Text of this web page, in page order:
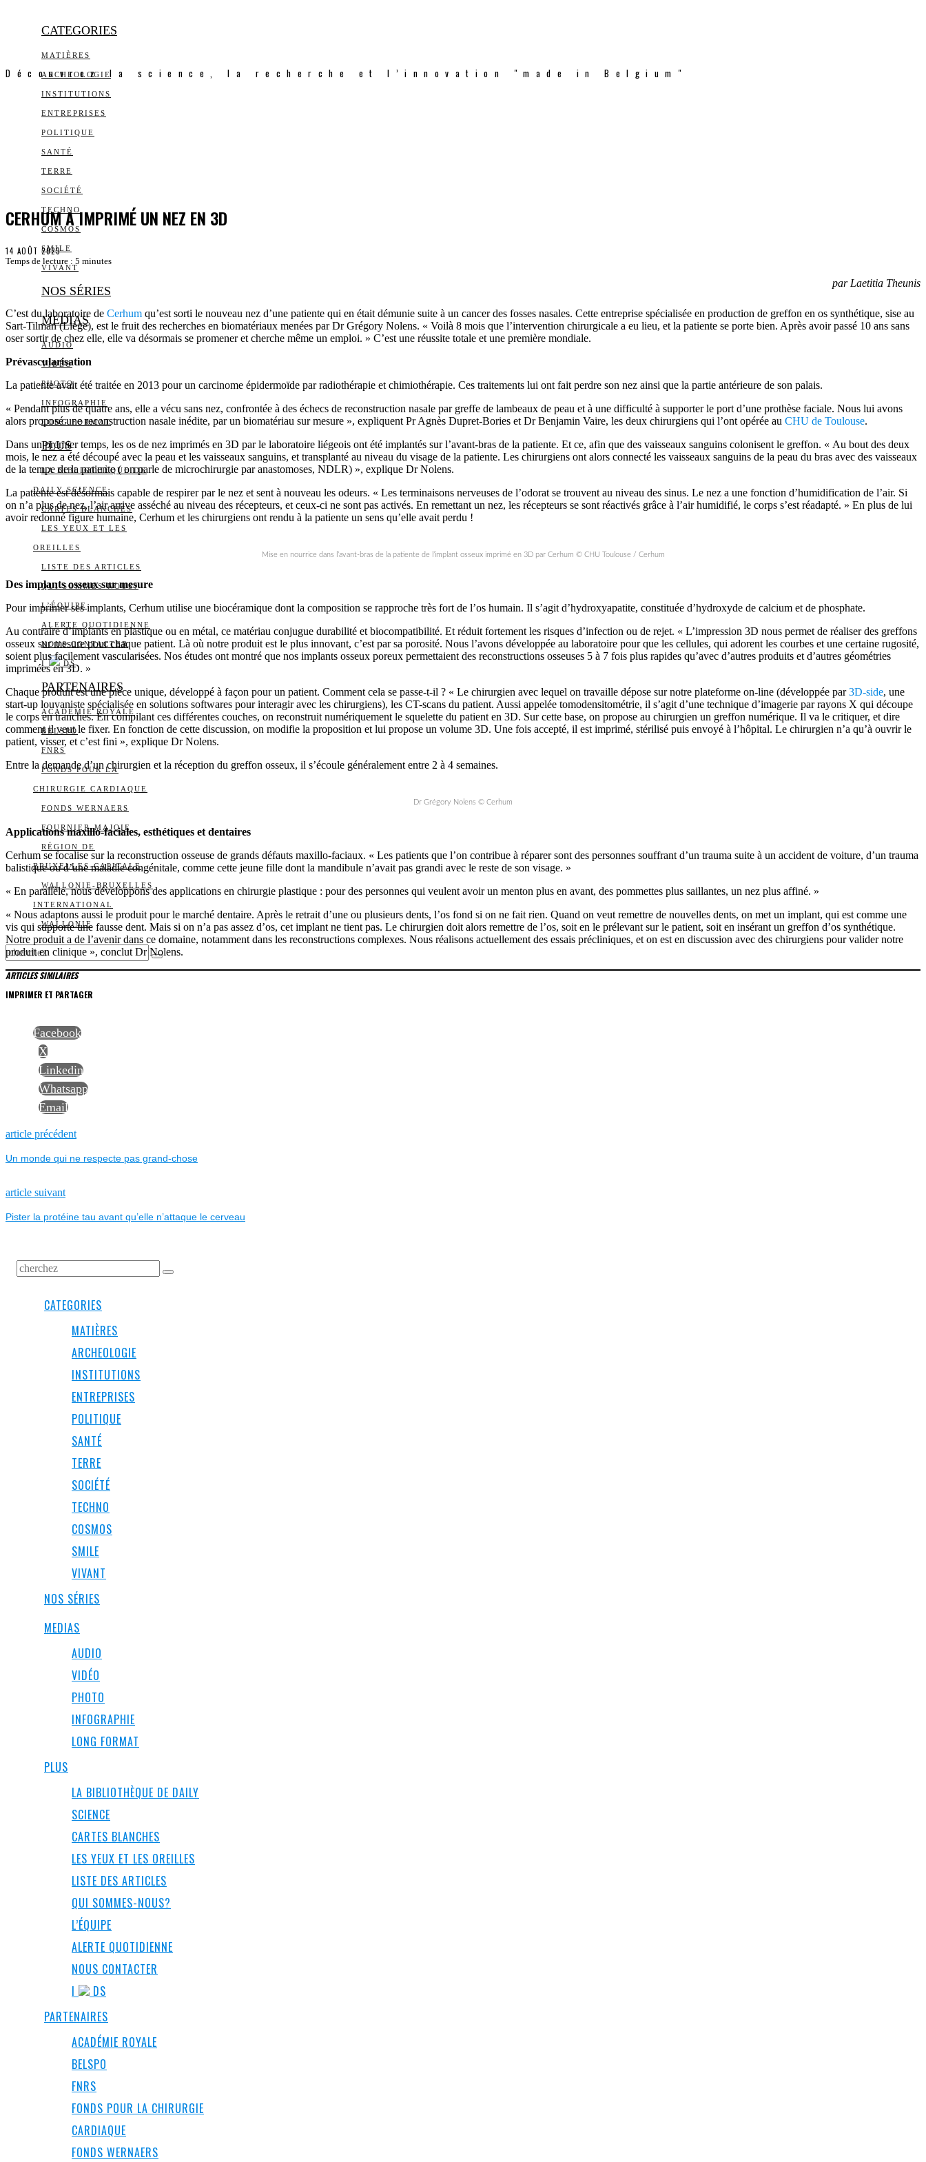
CATEGORIES
MATIÈRES
ARCHEOLOGIE
INSTITUTIONS
ENTREPRISES
POLITIQUE
SANTÉ
TERRE
SOCIÉTÉ
TECHNO
COSMOS
SMILE
VIVANT
NOS SÉRIES
MEDIAS
AUDIO
VIDÉO
PHOTO
INFOGRAPHIE
LONG FORMAT
PLUS
LA BIBLIOTHÈQUE DE
DAILY SCIENCE
CARTES BLANCHES
LES YEUX ET LES
OREILLES
LISTE DES ARTICLES
QUI SOMMES-NOUS?
L’ÉQUIPE
ALERTE QUOTIDIENNE
NOUS CONTACTER
I DS
PARTENAIRES
ACADÉMIE ROYALE
BELSPO
FNRS
FONDS POUR LA
CHIRURGIE CARDIAQUE
FONDS WERNAERS
FOURNIER-MAJOIE
RÉGION DE
BRUXELLES-CAPITALE
WALLONIE-BRUXELLES
INTERNATIONAL
WALLONIE
Découvrez la science, la recherche et l’innovation "made in Belgium"
CERHUM A IMPRIMÉ UN NEZ EN 3D
14 AOÛT 2023
Temps de lecture : 5 minutes
par Laetitia Theunis
C’est du laboratoire de Cerhum qu’est sorti le nouveau nez d’une patiente qui en était démunie suite à un cancer des fosses nasales. Cette entreprise spécialisée en production de greffon en os synthétique, sise au
Sart-Tilman (Liège), est le fruit des recherches en biomatériaux menées par Dr Grégory Nolens. « Voilà 8 mois que l’intervention chirurgicale a eu lieu, et la patiente se porte bien. Après avoir passé 10 ans sans
oser sortir de chez elle, elle va désormais se promener et cherche même un emploi. » C’est une réussite totale et une première mondiale.
Prévascularisation
La patiente avait été traitée en 2013 pour un carcinome épidermoïde par radiothérapie et chimiothérapie. Ces traitements lui ont fait perdre son nez ainsi que la partie antérieure de son palais.
« Pendant plus de quatre ans, elle a vécu sans nez, confrontée à des échecs de reconstruction nasale par greffe de lambeaux de peau et à une difficulté à supporter le port d’une prothèse faciale. Nous lui avons
alors proposé une reconstruction nasale inédite, par un biomatériau sur mesure », expliquent Pr Agnès Dupret-Bories et Dr Benjamin Vaire, les deux chirurgiens qui l’ont opérée au CHU de Toulouse.
Dans un premier temps, les os de nez imprimés en 3D par le laboratoire liégeois ont été implantés sur l’avant-bras de la patiente. Et ce, afin que des vaisseaux sanguins colonisent le greffon. « Au bout des deux
mois, le nez a été découpé avec la peau et les vaisseaux sanguins, et transplanté au niveau du visage de la patiente. Les chirurgiens ont alors connecté les vaisseaux sanguins de la peau du bras avec des vaisseaux
de la tempe de la patiente ( on parle de microchirurgie par anastomoses, NDLR) », explique Dr Nolens.
La patiente est désormais capable de respirer par le nez et sent à nouveau les odeurs. « Les terminaisons nerveuses de l’odorat se trouvent au niveau des sinus. Le nez a une fonction d’humidification de l’air. Si
on n’a plus de nez, l’air arrive asséché au niveau des récepteurs, et ceux-ci ne sont pas activés. En remettant un nez, les récepteurs se sont réactivés grâce à l’air humidifié, le corps s’est réadapté. » En plus de lui
avoir redonné figure humaine, Cerhum et les chirurgiens ont rendu à la patiente un sens qu’elle avait perdu !
Mise en nourrice dans l’avant-bras de la patiente de l’implant osseux imprimé en 3D par Cerhum © CHU Toulouse / Cerhum
Des implants osseux sur mesure
Pour imprimer ses implants, Cerhum utilise une biocéramique dont la composition se rapproche très fort de l’os humain. Il s’agit d’hydroxyapatite, constituée d’hydroxyde de calcium et de phosphate.
Au contraire d’implants en plastique ou en métal, ce matériau conjugue durabilité et biocompatibilité. Et réduit fortement les risques d’infection ou de rejet. « L’impression 3D nous permet de réaliser des greffons
osseux sur mesure pour chaque patient. Là où notre produit est le plus innovant, c’est par sa porosité. Nous l’avons développée au laboratoire pour que les cellules, qui adorent les courbes et une certaine rugosité,
soient plus facilement vascularisées. Nos études ont montré que nos implants osseux poreux permettaient des reconstructions osseuses 5 à 7 fois plus rapides qu’avec d’autres produits et d’autres géométries
imprimées en 3D. »
Chaque produit est une pièce unique, développé à façon pour un patient. Comment cela se passe-t-il ? « Le chirurgien avec lequel on travaille dépose sur notre plateforme on-line (développée par3D-side, une
start-up louvaniste spécialisée en solutions softwares pour interagir avec les chirurgiens), les CT-scans du patient. Aussi appelée tomodensitométrie, il s’agit d’une technique d’imagerie par rayons X qui découpe
le corps en tranches. En compilant ces différentes couches, on reconstruit numériquement le squelette du patient en 3D. Sur cette base, on propose au chirurgien un greffon numérique. Il va le critiquer, et dire
comment il veut le fixer. En fonction de cette discussion, on modifie la proposition et lui propose un volume 3D. Une fois accepté, il est imprimé, stérilisé puis envoyé à l’hôpital. Le chirurgien n’a qu’à ouvrir le
patient, visser, et c’est fini », explique Dr Nolens.
Entre la demande d’un chirurgien et la réception du greffon osseux, il s’écoule généralement entre 2 à 4 semaines.
Dr Grégory Nolens © Cerhum
Applications maxillo-faciales, esthétiques et dentaires
Cerhum se focalise sur la reconstruction osseuse de grands défauts maxillo-faciaux. « Les patients que l’on contribue à réparer sont des personnes souffrant d’un trauma suite à un accident de voiture, d’un trauma
balistique ou d’une maladie congénitale, comme cette jeune fille dont la mandibule n’avait pas grandi avec le reste de son visage. »
« En parallèle, nous développons des applications en chirurgie plastique : pour des personnes qui veulent avoir un menton plus en avant, des pommettes plus saillantes, un nez plus affiné. »
« Nous adaptons aussi le produit pour le marché dentaire. Après le retrait d’une ou plusieurs dents, l’os fond si on ne fait rien. Quand on veut remettre de nouvelles dents, on met un implant, qui est comme une
vis qui supporte une fausse dent. Mais si on n’a pas assez d’os, cet implant ne tient pas. Le chirurgien doit alors remettre de l’os, soit en le prélevant sur le patient, soit en insérant un greffon d’os synthétique.
Notre produit a de l’avenir dans ce domaine, notamment dans les reconstructions complexes. Nous réalisons actuellement des essais précliniques, et on est en discussion avec des chirurgiens pour valider notre
produit en clinique », conclut Dr Nolens.
ARTICLES SIMILAIRES
IMPRIMER ET PARTAGER
Facebook
X
Linkedin
Whatsapp
Email
NAVIGATION
DE
L’ARTICLE
article précédentPrevious
Un monde qui ne respecte pas grand-chose
article suivantNext
Pister la protéine tau avant qu’elle n’attaque le cerveau
CATEGORIES
MATIÈRES
ARCHEOLOGIE
INSTITUTIONS
ENTREPRISES
POLITIQUE
SANTÉ
TERRE
SOCIÉTÉ
TECHNO
COSMOS
SMILE
VIVANT
NOS SÉRIES
MEDIAS
AUDIO
VIDÉO
PHOTO
INFOGRAPHIE
LONG FORMAT
PLUS
LA BIBLIOTHÈQUE DE DAILY
SCIENCE
CARTES BLANCHES
LES YEUX ET LES OREILLES
LISTE DES ARTICLES
QUI SOMMES-NOUS?
L’ÉQUIPE
ALERTE QUOTIDIENNE
NOUS CONTACTER
I
DS
PARTENAIRES
ACADÉMIE ROYALE
BELSPO
FNRS
FONDS POUR LA CHIRURGIE
CARDIAQUE
FONDS WERNAERS